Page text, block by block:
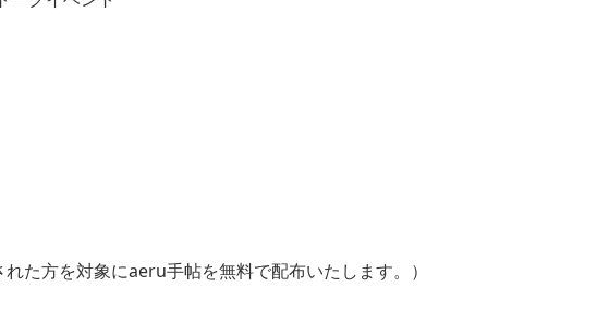
れた方を対象にaeru手帖を無料で配布いたします。）